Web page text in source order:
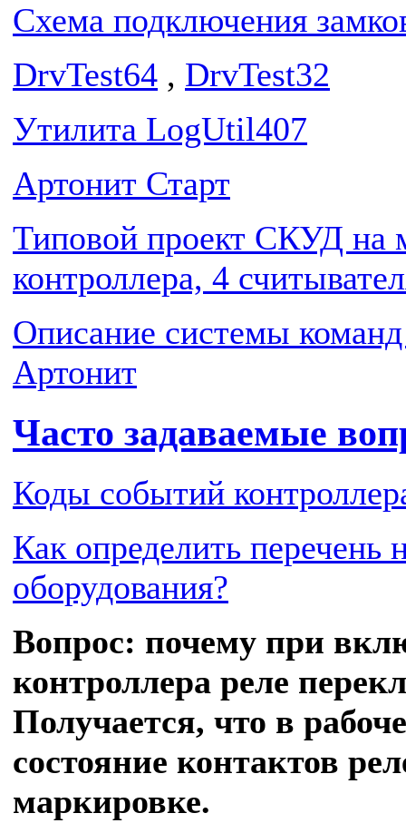
Схема подключения
DrvTest64 , DrvTest32
Утилита LogUtil407
Артонит Старт
Типовой проект СКУД на
контроллера, 4
Описание системы
Артонит
Часто задаваемые
Коды событий
Как определить перечень
оборудования?
Вопрос: почему при
контроллера реле
Получается, что в
состояние контактов
маркировке.